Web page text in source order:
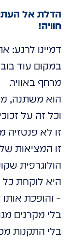
הדלת אל
חוויה!
דמיינו לרגע:
במקום עוד
מרחף באוויר.
הוא משתנה,
וכל זה על
זו לא פנטזיה
זו המציאות של
הולוגרפית
היא לוקחת כל
– והופכת
בלי מקרנים
בלי התקנות